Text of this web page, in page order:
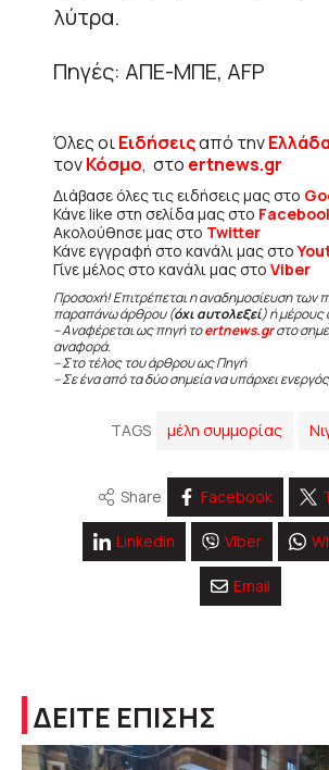
λύτρα.
Πηγές: ΑΠΕ-ΜΠΕ, AFP
Όλες οιΕιδήσειςαπό τηνΕλλάδα
τονΚόσμο, στο ertnews.gr
Διάβασε όλες τις ειδήσεις μας στο
Κάνε like στη σελίδα μας στο
Ακολούθησε μας στο Twitter
Κάνε εγγραφή στο κανάλι μας στο
Γίνε μέλος στο κανάλι μας στο Viber
Προσοχή! Επιτρέπεται η αναδημοσίευση των
παραπάνω άρθρου (όχι αυτολεξεί) ή μέρους
– Αναφέρεται ως πηγή τοertnews.grστο
αναφορά.
– Στο τέλος του άρθρου ως Πηγή
– Σε ένα από τα δύο σημεία να υπάρχει
TAGS μέλη συμμορίας
Share Facebook
Linkedin Viber
Email
ΔΕΙΤΕ ΕΠΙΣΗΣ